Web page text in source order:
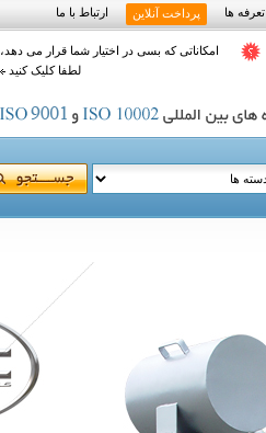
تعرفه ها پرداخت آنلاین ارتباط با ما
امکاناتی که بسی در اختیار شما قرار می دهد،
لطفا کلیک کنید